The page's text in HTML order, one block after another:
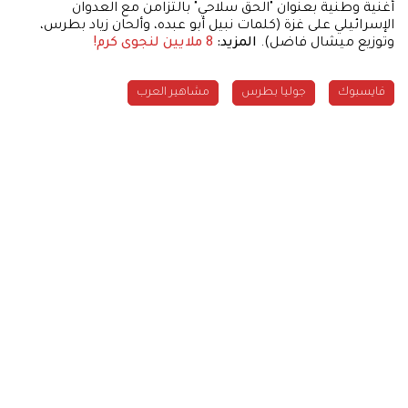
أغنية وطنية بعنوان "الحق سلاحي" بالتزامن مع العدوان
الإسرائيلي على غزة (كلمات نبيل أبو عبده، وألحان زياد بطرس،
وتوزيع ميشال فاضل). المزيد: 8 ملايين لنجوى كرم!
فايسبوك جوليا بطرس مشاهير العرب